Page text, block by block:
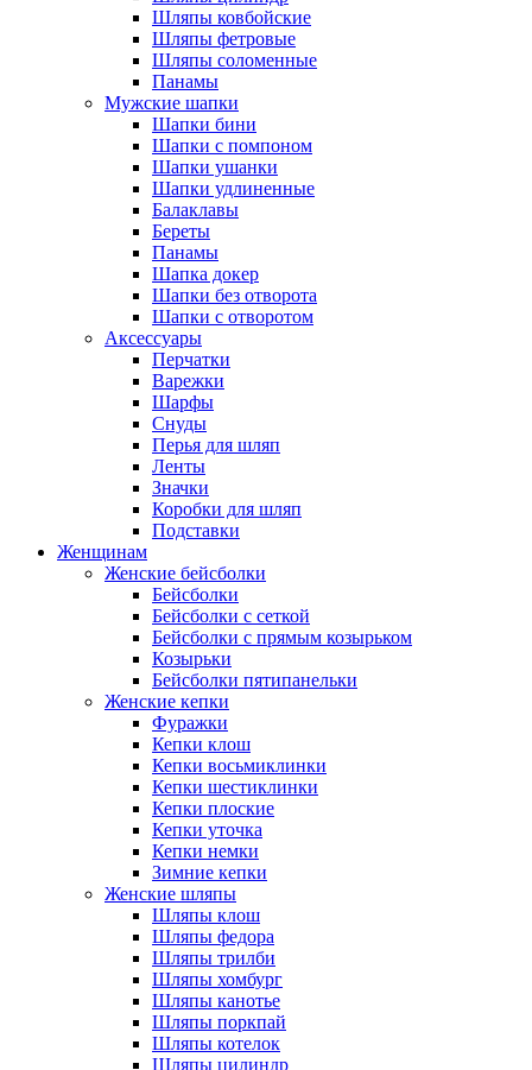
Шляпы ковбойские
Шляпы фетровые
Шляпы соломенные
Панамы
Мужские шапки
Шапки бини
Шапки с помпоном
Шапки ушанки
Шапки удлиненные
Балаклавы
Береты
Панамы
Шапка докер
Шапки без отворота
Шапки с отворотом
Аксессуары
Перчатки
Варежки
Шарфы
Снуды
Перья для шляп
Ленты
Значки
Коробки для шляп
Подставки
Женщинам
Женские бейсболки
Бейсболки
Бейсболки с сеткой
Бейсболки с прямым козырьком
Козырьки
Бейсболки пятипанельки
Женские кепки
Фуражки
Кепки клош
Кепки восьмиклинки
Кепки шестиклинки
Кепки плоские
Кепки уточка
Кепки немки
Зимние кепки
Женские шляпы
Шляпы клош
Шляпы федора
Шляпы трилби
Шляпы хомбург
Шляпы канотье
Шляпы поркпай
Шляпы котелок
Шляпы цилиндр